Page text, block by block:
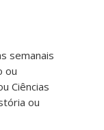
semanais
ou
Ciências
ou